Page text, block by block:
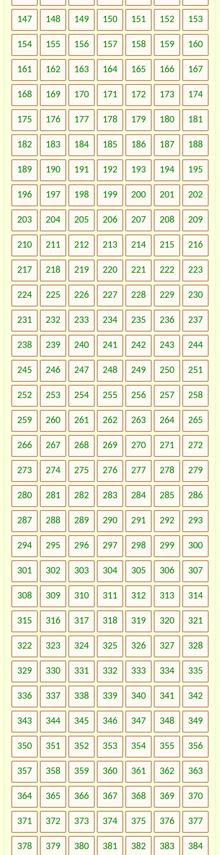
147 148 149 150 151 152 153
154 155 156 157 158 159 160
161 162 163 164 165 166 167
168 169 170 171 172 173 174
175 176 177 178 179 180 181
182 183 184 185 186 187 188
189 190 191 192 193 194 195
196 197 198 199 200 201 202
203 204 205 206 207 208 209
210 211 212 213 214 215 216
217 218 219 220 221 222 223
224 225 226 227 228 229 230
231 232 233 234 235 236 237
238 239 240 241 242 243 244
245 246 247 248 249 250 251
252 253 254 255 256 257 258
259 260 261 262 263 264 265
266 267 268 269 270 271 272
273 274 275 276 277 278 279
280 281 282 283 284 285 286
287 288 289 290 291 292 293
294 295 296 297 298 299 300
301 302 303 304 305 306 307
308 309 310 311 312 313 314
315 316 317 318 319 320 321
322 323 324 325 326 327 328
329 330 331 332 333 334 335
336 337 338 339 340 341 342
343 344 345 346 347 348 349
350 351 352 353 354 355 356
357 358 359 360 361 362 363
364 365 366 367 368 369 370
371 372 373 374 375 376 377
378 379 380 381 382 383 384